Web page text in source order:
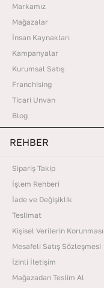
Markamız
Mağazalar
İnsan Kaynakları
Kampanyalar
Kurumsal Satış
Franchising
Ticari Unvan
Blog
REHBER
Sipariş Takip
İşlem Rehberi
İade ve Değişiklik
Teslimat
Kişisel Verilerin
Mesafeli Satış Sözleşmesi
İzinli İletişim
Mağazadan Teslim Al